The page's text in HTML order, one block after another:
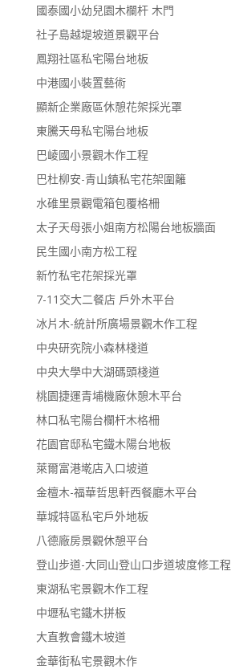
國泰國小幼兒園木欄杆 木門
社子島越堤坡道景觀平台
鳳翔社區私宅陽台地板
中港國小裝置藝術
顯新企業廠區休憩花架採光罩
東騰天母私宅陽台地板
巴崚國小景觀木作工程
巴杜柳安-青山鎮私宅花架圍籬
水碓里景觀電箱包覆格柵
太子天母張小姐南方松陽台地板牆面
民生國小南方松工程
新竹私宅花架採光罩
7-11交大二餐店 戶外木平台
冰片木-統計所廣場景觀木作工程
中央研究院小森林棧道
中央大學中大湖碼頭棧道
桃園捷運青埔機廠休憩木平台
林口私宅陽台欄杆木格柵
花園官邸私宅鐵木陽台地板
萊爾富港墘店入口坡道
金檀木-福華哲思軒西餐廳木平台
華城特區私宅戶外地板
八德廠房景觀休憩平台
登山步道-大同山登山口步道坡度修工程
東湖私宅景觀木作工程
中壢私宅鐵木拼板
大直教會鐵木坡道
金華街私宅景觀木作